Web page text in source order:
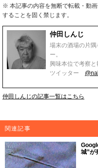
※ 本記事の内容を無断で転載・動
することを固く禁じます。
仲田しんじ
場末の酒場の片
ー。
興味本位で考察と
ツイッター
仲田しんじの記事一覧はこちら
関連記事
城”が